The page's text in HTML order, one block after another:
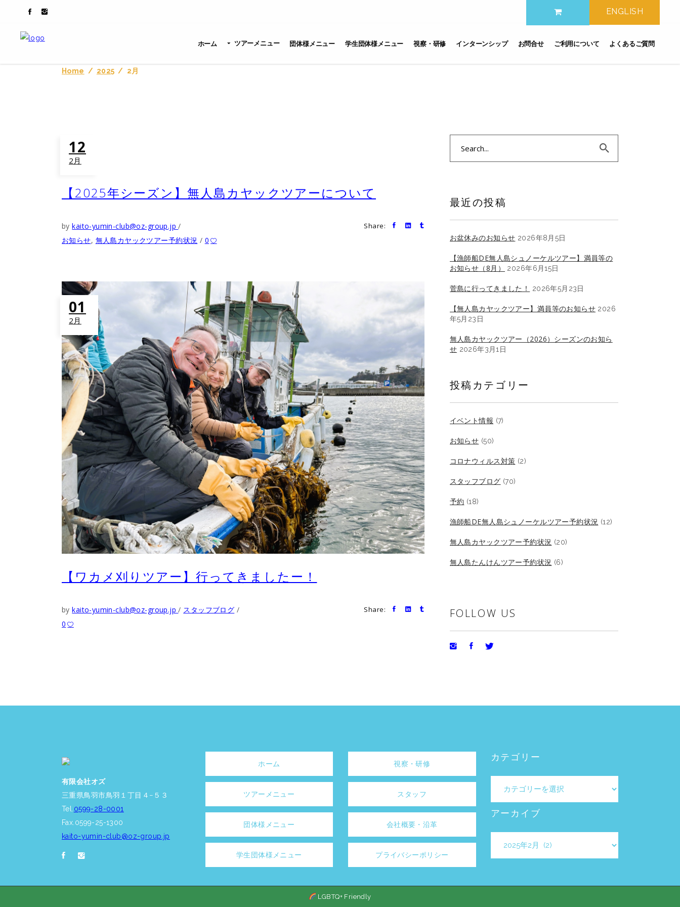
ENGLISH
ホーム ツアーメニュー 団体様メニュー 学生団体様メニュー 視察・研修 インターンシップ お問合せ ご利用について よくあるご質問
Home / 2025 / 2月
12
2月
【2025年シーズン】無人島カヤックツアーについて
bykaito-yumin-club@oz-group.jp
お知らせ, 無人島カヤックツアー予約状況 0
Share:
01
2月
【ワカメ刈りツアー】行ってきましたー！
bykaito-yumin-club@oz-group.jp
スタッフブログ
0
Share:
最近の投稿
お盆休みのお知らせ 2026年8月5日
【漁師船DE無人島シュノーケルツアー】満員等の
お知らせ（8月）
2026年6月15日
菅島に行ってきました！ 2026年5月23日
【無人島カヤックツアー】満員等のお知らせ 2026
年5月23日
無人島カヤックツアー（2026）シーズンのお知ら
せ 2026年3月1日
投稿カテゴリー
イベント情報 (7)
お知らせ (50)
コロナウィルス対策 (2)
スタッフブログ (70)
予約 (18)
漁師船DE無人島シュノーケルツアー予約状況 (12)
無人島カヤックツアー予約状況 (20)
無人島たんけんツアー予約状況 (6)
FOLLOW US
有限会社オズ
三重県鳥羽市鳥羽１丁目４−５３
Tel. 0599-28-0001
Fax.0599-25-1300
kaito-yumin-club@oz-group.jp
ホーム
ツアーメニュー
団体様メニュー
学生団体様メニュー
視察・研修
スタッフ
会社概要・沿革
プライバシーポリシー
カテゴリー
ー
アーカイブ
LGBTQ+ Friendly